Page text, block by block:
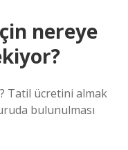
nereye
Tatil ücretini almak
bulunulması